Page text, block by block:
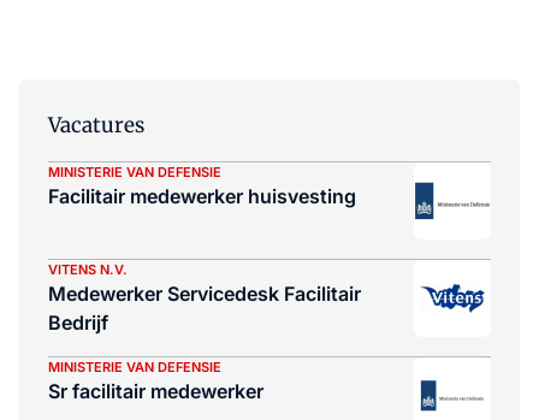
Vacatures
MINISTERIE VAN DEFENSIE
Facilitair medewerker huisvesting
VITENS N.V.
Medewerker Servicedesk Facilitair
Bedrijf
MINISTERIE VAN DEFENSIE
Sr facilitair medewerker